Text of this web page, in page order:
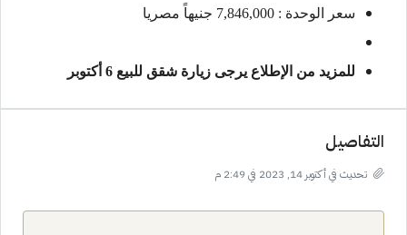
سعر الوحدة : 7,846,000 جنيهاً مصريا
للمزيد من الإطلاع يرجى زيارة شقق للبيع 6 أكتوبر
التفاصيل
تحديث في أكتوبر 14, 2023 في 2:49 م